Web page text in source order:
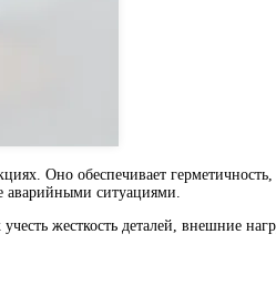
Оно обеспечивает
аварийными ситуациями.
жесткость деталей, внешние